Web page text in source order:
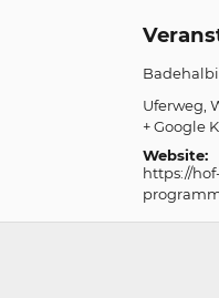
Uferweg
+ Google
Website:
https://